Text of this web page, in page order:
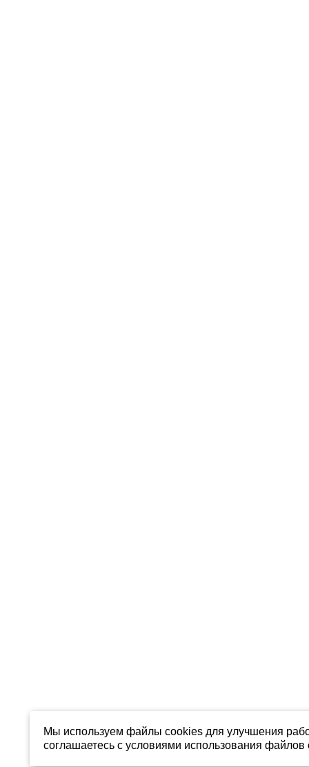
Мы используем файлы cookies для улучшения
соглашаетесь с условиями использования файлов